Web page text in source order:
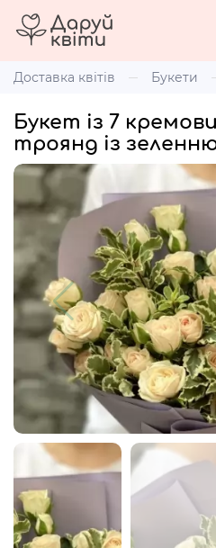
Доставка квітів Букети
Букет із 7
троянд із